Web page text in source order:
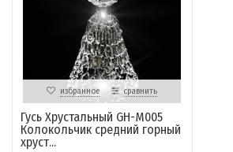
избранное сравнить
Гусь Хрустальный GH-M005
Колокольчик средний горный
хруст...